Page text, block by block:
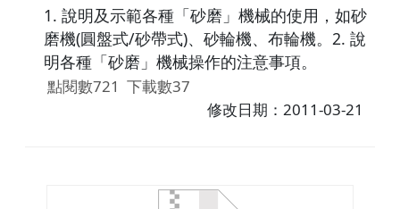
1. 說明及示範各種「砂磨」機械的使用，如砂
磨機(圓盤式/砂帶式)、砂輪機、布輪機。2. 說
明各種「砂磨」機械操作的注意事項。
點閱數721 下載數37
修改日期：2011-03-21